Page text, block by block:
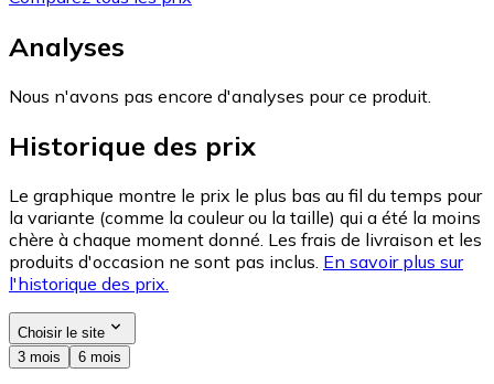
Analyses
Nous n'avons pas encore d'analyses pour ce produit.
Historique des prix
Le graphique montre le prix le plus bas au fil du temps pour
la variante (comme la couleur ou la taille) qui a été la moins
chère à chaque moment donné. Les frais de livraison et les
produits d'occasion ne sont pas inclus. En savoir plus sur
l'historique des prix.
Choisir le site
3 mois
6 mois